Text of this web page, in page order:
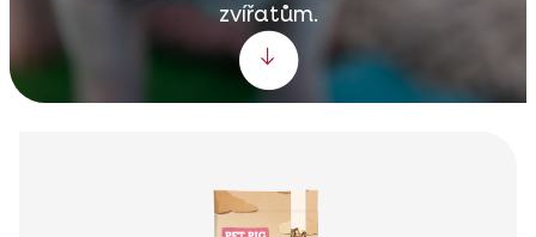
zvířatům.
Scroll down